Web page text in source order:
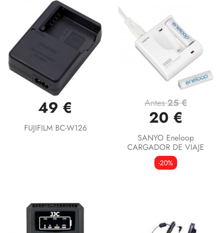
49 €
FUJIFILM BC-W126
Antes25 €
20 €
SANYO Eneloop
CARGADOR DE VIAJE
-20%